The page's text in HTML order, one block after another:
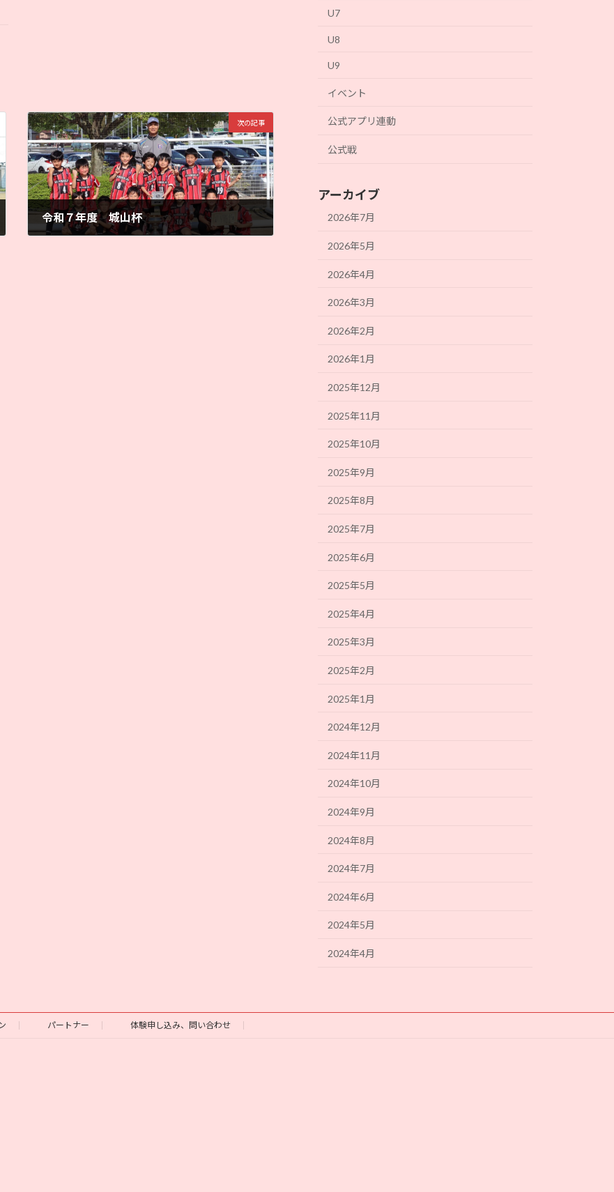
次の記事
令和７年度 城山杯
U7
U8
U9
イベント
公式アプリ連動
公式戦
アーカイブ
2026年7月
2026年5月
2026年4月
2026年3月
2026年2月
2026年1月
2025年12月
2025年11月
2025年10月
2025年9月
2025年8月
2025年7月
2025年6月
2025年5月
2025年4月
2025年3月
2025年2月
2025年1月
2024年12月
2024年11月
2024年10月
2024年9月
2024年8月
2024年7月
2024年6月
2024年5月
2024年4月
パートナー 体験申し込み、問い合わせ